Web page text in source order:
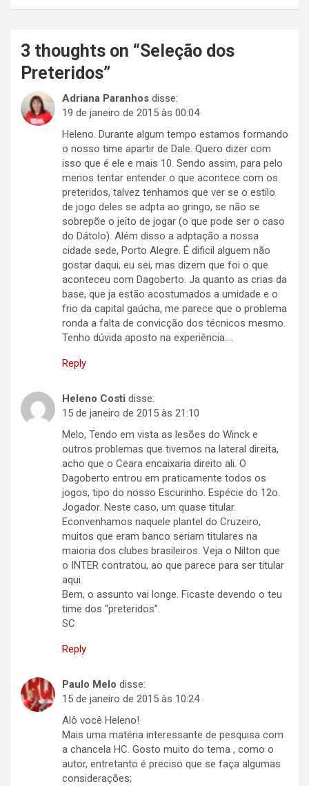
3 thoughts on “Seleção dos
Preteridos”
Adriana Paranhos disse:
19 de janeiro de 2015 às 00:04
Heleno. Durante algum tempo estamos formando
o nosso time apartir de Dale. Quero dizer com
isso que é ele e mais 10. Sendo assim, para pelo
menos tentar entender o que acontece com os
preteridos, talvez tenhamos que ver se o estilo
de jogo deles se adpta ao gringo, se não se
sobrepõe o jeito de jogar (o que pode ser o caso
do Dátolo). Além disso a adptação a nossa
cidade sede, Porto Alegre. É dificil alguem não
gostar daqui, eu sei, mas dizem que foi o que
aconteceu com Dagoberto. Ja quanto as crias da
base, que ja estão acostumados a umidade e o
frio da capital gaúcha, me parece que o problema
ronda a falta de convicção dos técnicos mesmo.
Tenho dúvida aposto na experiência….
Reply
Heleno Costi disse:
15 de janeiro de 2015 às 21:10
Melo, Tendo em vista as lesões do Winck e
outros problemas que tivemos na lateral direita,
acho que o Ceara encaixaria direito ali. O
Dagoberto entrou em praticamente todos os
jogos, tipo do nosso Escurinho. Espécie do 12o.
Jogador. Neste caso, um quase titular.
Econvenhamos naquele plantel do Cruzeiro,
muitos que eram banco seriam titulares na
maioria dos clubes brasileiros. Veja o Nilton que
o INTER contratou, ao que parece para ser titular
aqui.
Bem, o assunto vai longe. Ficaste devendo o teu
time dos “preteridos”.
SC
Reply
Paulo Melo disse:
15 de janeiro de 2015 às 10:24
Alô você Heleno!
Mais uma matéria interessante de pesquisa com
a chancela HC. Gosto muito do tema , como o
autor, entretanto é preciso que se faça algumas
considerações;